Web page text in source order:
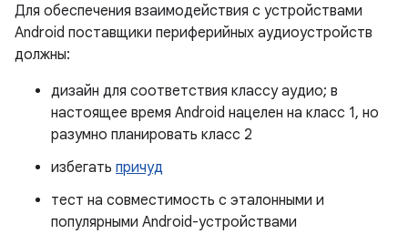
Для обеспечения взаимодействия с устройствами
Android поставщики периферийных аудиоустройств
должны:
дизайн для соответствия классу аудио; в
настоящее время Android нацелен на класс 1, но
разумно планировать класс 2
избегать причуд
тест на совместимость с эталонными и
популярными Android-устройствами